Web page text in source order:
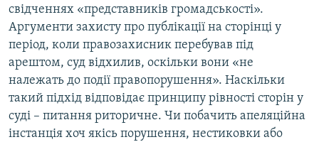
свідченнях «представників громадськості».
Аргументи захисту про публікації на сторінці у
період, коли правозахисник перебував під
арештом, суд відхилив, оскільки вони «не
належать до події правопорушення». Наскільки
такий підхід відповідає принципу рівності сторін у
суді – питання риторичне. Чи побачить апеляційна
інстанція хоч якісь порушення, нестиковки або